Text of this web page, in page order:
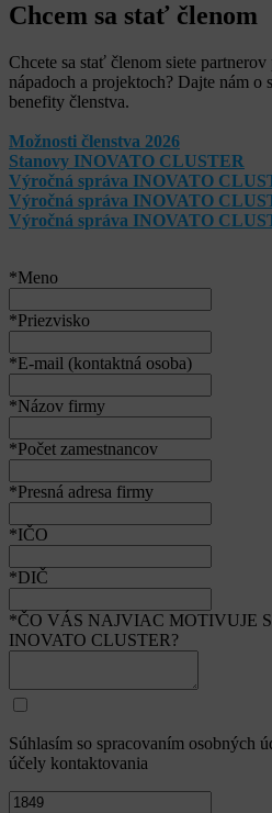
Chcem sa stať členom
Chcete sa stať členom siete
nápadoch a projektoch? Dajte nám o
benefity členstva.
Možnosti členstva 2026
Stanovy INOVATO CLUSTER
Výročná správa INOVATO
Výročná správa INOVATO
Výročná správa INOVATO
*Meno
*Priezvisko
*E-mail (kontaktná osoba)
*Názov firmy
*Počet zamestnancov
*Presná adresa firmy
*IČO
*DIČ
*ČO VÁS NAJVIAC MOTIVUJE
INOVATO CLUSTER?
Súhlasím so spracovaním osobných
účely kontaktovania